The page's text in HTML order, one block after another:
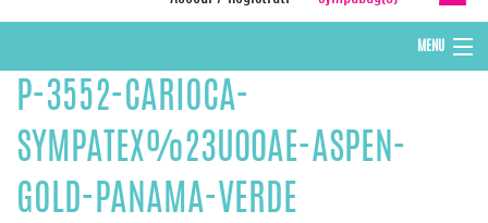
MENU
CAPPELLI INVERNALI DONNA
CAPPELLI INVERNALI BAMBINI
ABBIGLIAMENTO DONNA
P-3552-CARIOCA-
SYMPATEX%23U00AE-ASPEN-
GOLD-PANAMA-VERDE